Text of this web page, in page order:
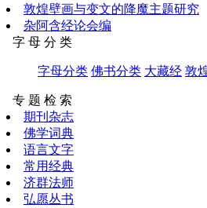
敦煌壁画与变文的降魔主题研究
杂阿含经论会编
字 母 分 类
字母分类 佛书分类 大藏经 敦
专 题 检 索
期刊杂志
佛学词典
语言文字
常用经典
济群法师
弘愿丛书